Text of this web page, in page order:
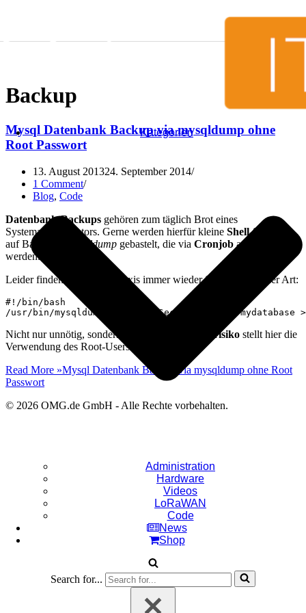
Kategorien
Administration
Hardware
Videos
LoRaWAN
Code
News
Shop
Search for...
Backup
Mysql Datenbank Backup via mysqldump ohne
Root Passwort
13. August 201324. September 2014
1 Comment
Blog, Code
Datenbank-Backups gehören zum täglich Brot eines
Systemadministrators. Gerne werden hierfür kleine Shell-Skripte
auf Basis von
mysqldump gebastelt, die via Cronjobangestoßen
werden.
Leider finden sich in der Praxis immer wieder Skripte folgender Art:
#!/bin/bash
/usr/bin/mysqldump -uroot -pSecretPassword mydatabase >
Nicht nur unnötig, sondern auch ein Sicherheitsrisiko stellt hier die
Verwendung des Root-Users dar.
Read More »Mysql Datenbank Backup via mysqldump ohne Root
Passwort
© 2026 OMG.de GmbH - Alle Rechte vorbehalten.